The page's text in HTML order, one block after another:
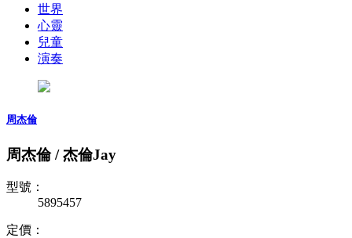
世界
心靈
兒童
演奏
周杰倫
周杰倫 / 杰倫Jay
型號：
5895457
定價：